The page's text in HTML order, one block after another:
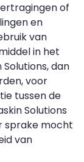
of
en
van
in het
dan
voor
tussen de
Solutions
sprake mocht
van